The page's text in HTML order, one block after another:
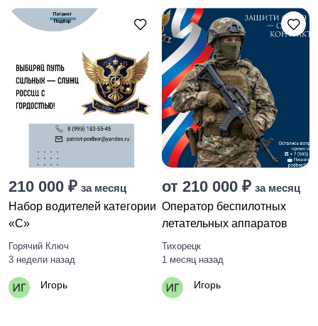
210 000 ₽ за месяц
Набор водителей категории
«С»
Горячий Ключ
3 недели назад
Игорь
от 210 000 ₽ за месяц
Оператор беспилотных
летательных аппаратов
Тихорецк
1 месяц назад
Игорь